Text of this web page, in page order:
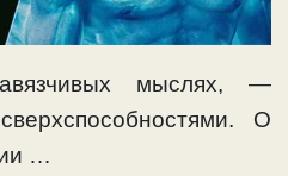
мыслях, —
О
…